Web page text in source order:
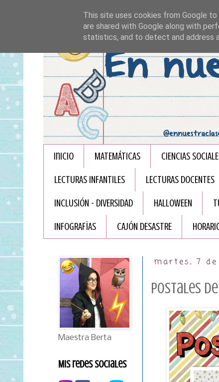
Inicio MATEMÁTICAS CIENCIAS
LECTURAS INFANTILES LECTURAS DOCENTES
INCLUSIÓN - DIVERSIDAD HALLOWEEN
INFOGRAFÏAS CAJÓN DESASTRE
martes, 7
Postales
Maestra Berta
Mis redes sociales
This site uses cookies from Google
are shared with Google along with
statistics, and to detect and address